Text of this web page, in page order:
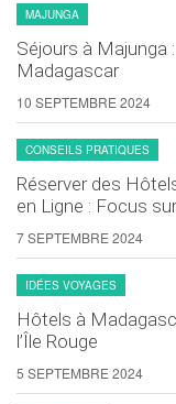
MAJUNGA
Séjours à Majunga
Madagascar
10 SEPTEMBRE 2024
CONSEILS PRATIQUES
Réserver des
en Ligne : Focus
7 SEPTEMBRE 2024
IDÉES VOYAGES
Hôtels à
l’Île Rouge
5 SEPTEMBRE 2024